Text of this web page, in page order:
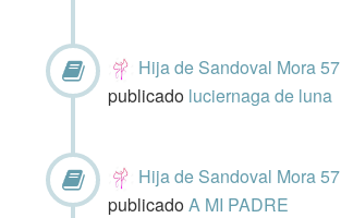
Hija de Sandoval Mora 57
publicado luciernaga de luna
Hija de Sandoval Mora 57
publicadoA MI PADRE